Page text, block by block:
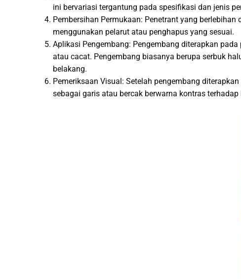
ini bervariasi tergantung pada spesifikasi dan jenis
Pembersihan Permukaan: Penetrant yang
menggunakan pelarut atau penghapus yang sesuai.
Aplikasi Pengembang: Pengembang diterapkan
atau cacat. Pengembang biasanya berupa serbuk
belakang.
Pemeriksaan Visual: Setelah pengembang
sebagai garis atau bercak berwarna kontras